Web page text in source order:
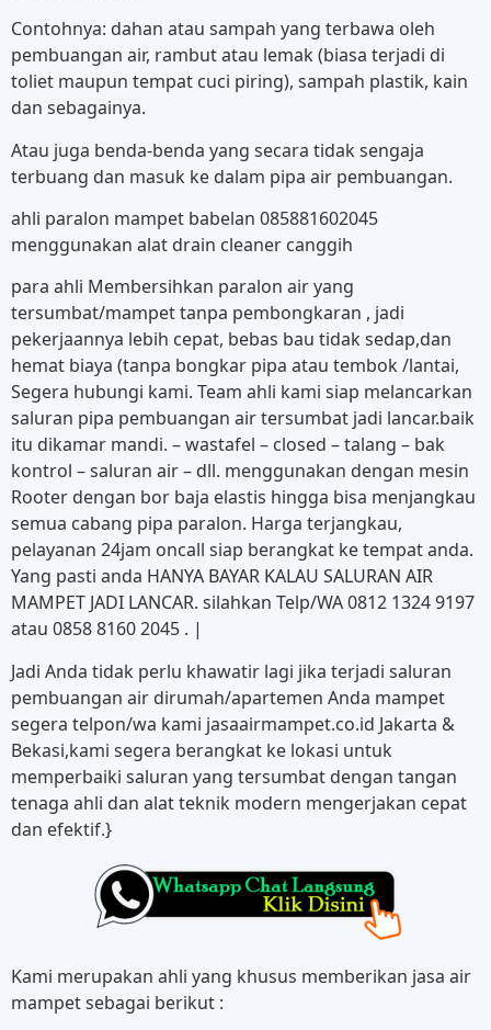
Contohnya: dahan atau sampah yang terbawa oleh
pembuangan air, rambut atau lemak (biasa terjadi di
toliet maupun tempat cuci piring), sampah plastik, kain
dan sebagainya.
Atau juga benda-benda yang secara tidak sengaja
terbuang dan masuk ke dalam pipa air pembuangan.
ahli paralon mampet babelan 085881602045
menggunakan alat drain cleaner canggih
para ahli Membersihkan paralon air yang
tersumbat/mampet tanpa pembongkaran , jadi
pekerjaannya lebih cepat, bebas bau tidak sedap,dan
hemat biaya (tanpa bongkar pipa atau tembok /lantai,
Segera hubungi kami. Team ahli kami siap melancarkan
saluran pipa pembuangan air tersumbat jadi lancar.baik
itu dikamar mandi. – wastafel – closed – talang – bak
kontrol – saluran air – dll. menggunakan dengan mesin
Rooter dengan bor baja elastis hingga bisa menjangkau
semua cabang pipa paralon. Harga terjangkau,
pelayanan 24jam oncall siap berangkat ke tempat anda.
Yang pasti anda HANYA BAYAR KALAU SALURAN AIR
MAMPET JADI LANCAR. silahkan Telp/WA 0812 1324 9197
atau 0858 8160 2045 . |
Jadi Anda tidak perlu khawatir lagi jika terjadi saluran
pembuangan air dirumah/apartemen Anda mampet
segera telpon/wa kami jasaairmampet.co.id Jakarta &
Bekasi,kami segera berangkat ke lokasi untuk
memperbaiki saluran yang tersumbat dengan tangan
tenaga ahli dan alat teknik modern mengerjakan cepat
dan efektif.}
Kami merupakan ahli yang khusus memberikan jasa air
mampet sebagai berikut :